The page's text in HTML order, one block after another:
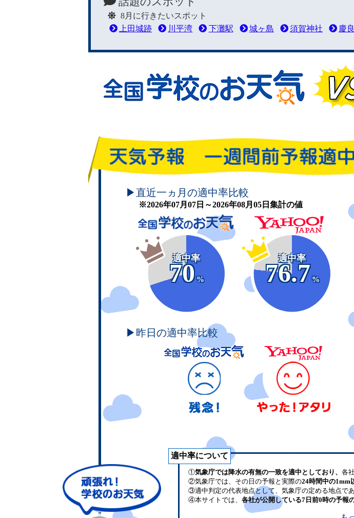
8月に行きたいスポット
上田城跡
川平湾 下灘駅 城ヶ島 須賀神社 慶
頑張れ！学校のお天気
▶直近一ヵ月の適中率比較
※2026年07月07日～2026年08月05日集計の値
適中率
70
%
適中率
76.7
%
▶昨日の適中率比較
適中率について
①気象庁では降水の有無の一致を適中としており、 各
②気象庁では、その日の予報と実際の24時間中の1mm
③適中判定の代表地点として、気象庁の定める地点で
④本サイトでは、 各社が公開している7日前0時の予報